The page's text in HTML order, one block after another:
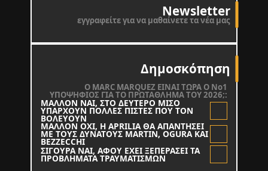
Newsletter
εγγραφείτε για να μαθαίνετε τα νέα μας
Δημοσκόπηση
O MARC MARQUEZ ΕΙΝΑΙ ΤΩΡΑ Ο Νο1
ΥΠΟΨΗΦΙΟΣ ΓΙΑ ΤΟ ΠΡΩΤΑΘΛΗΜΑ ΤΟΥ 2026;:
ΜΑΛΛΟΝ ΝΑΙ, ΣΤΟ ΔΕΥΤΕΡΟ ΜΙΣΟ
ΥΠΑΡΧΟΥΝ ΠΟΛΛΕΣ ΠΙΣΤΕΣ ΠΟΥ ΤΟΝ
ΒΟΛΕΥΟΥΝ
ΜΑΛΛΟΝ ΟΧΙ, Η APRILIA ΘΑ ΑΠΑΝΤΗΣΕΙ
ΜΕ ΤΟΥΣ ΔΥΝΑΤΟΥΣ MARTIN, OGURA KAI
BEZZECCHI
ΣΙΓΟΥΡΑ ΝΑΙ, ΑΦΟΥ ΕΧΕΙ ΞΕΠΕΡΑΣΕΙ ΤΑ
ΠΡΟΒΛΗΜΑΤΑ ΤΡΑΥΜΑΤΙΣΜΩΝ